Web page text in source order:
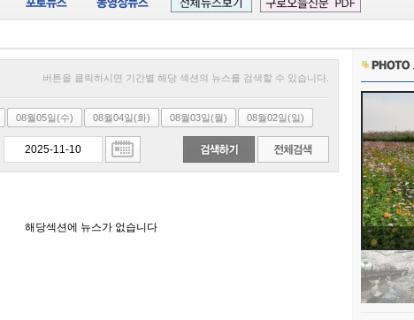
버튼을 클릭하시면 기간별 해당 섹션의 뉴스를 검색할 수 있습니다.
08월05일(수) 08월04일(화) 08월03일(월) 08월02일(일)
해당섹션에 뉴스가 없습니다